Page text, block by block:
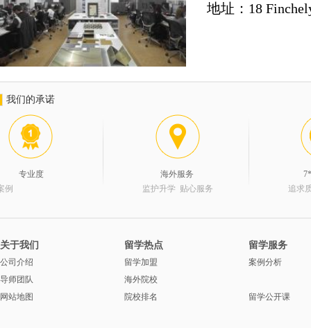
地址：18
我们的承诺
专业度
例
海外服务
监护升学 贴心服务
追求
关于我们
公司介绍
导师团队
网站地图
留学热点
留学加盟
海外院校
院校排名
留学服务
案例分析
留学公开课